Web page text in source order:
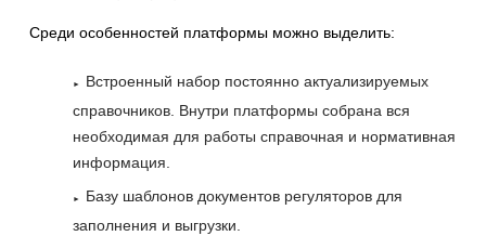
Среди особенностей платформы можно выделить:
Встроенный набор постоянно актуализируемых
справочников. Внутри платформы собрана вся
необходимая для работы справочная и нормативная
информация.
Базу шаблонов документов регуляторов для
заполнения и выгрузки.